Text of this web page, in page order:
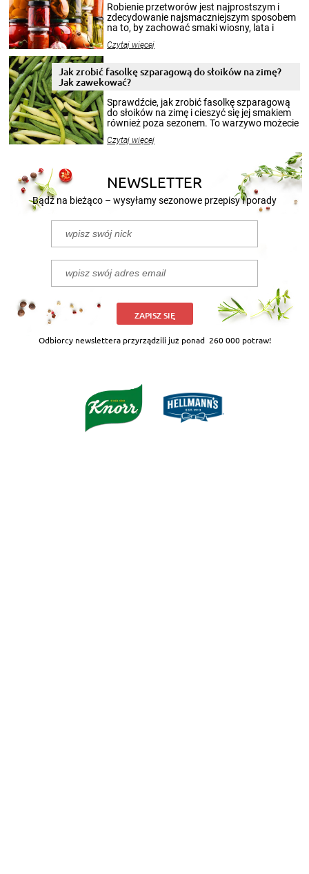
Robienie przetworów jest najprostszym i
zdecydowanie najsmaczniejszym sposobem
na to, by zachować smaki wiosny, lata i
krajobrazów, by cieszyć nimi oko w sezonie
pełni poczuć atmosferę cieplejszych
miesięcy. Przygotowanie słoików ze
patenty, które pozwolą zachować świeżość
przetworów.
Czytaj więcej
Jak zrobić fasolkę szparagową do słoików na zimę?
Jak zawekować?
Sprawdźcie, jak zrobić fasolkę szparagową
do słoików na zimę i cieszyć się jej smakiem
również poza sezonem. To warzywo możecie
nasze propozycje!
Czytaj więcej
NEWSLETTER
Bądź na bieżąco – wysyłamy sezonowe przepisy i porady
ZAPISZ SIĘ
Odbiorcy newslettera przyrządzili już ponad 260 000 potraw!